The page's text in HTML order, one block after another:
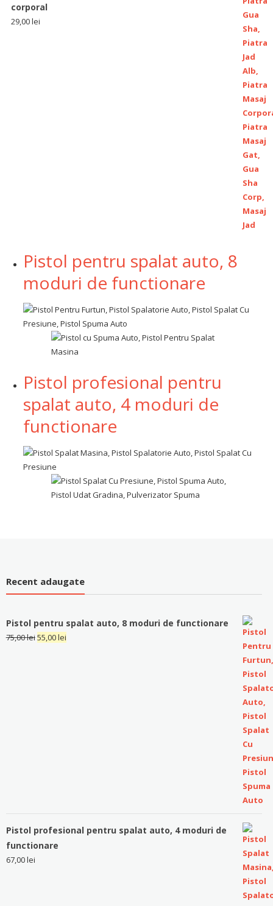
corporal
29,00lei
Pistol pentru spalat auto, 8
moduri de functionare
Pistol profesional pentru
spalat auto, 4 moduri de
functionare
Recent adaugate
Pistol pentru spalat auto, 8 moduri de functionare
75,00lei55,00lei
Pistol profesional pentru spalat auto, 4 moduri de
functionare
67,00lei